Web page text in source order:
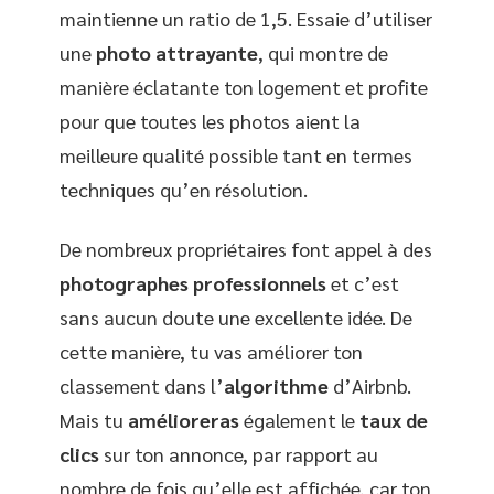
maintienne un ratio de 1,5. Essaie d’utiliser
une photo attrayante, qui montre de
manière éclatante ton logement et profite
pour que toutes les photos aient la
meilleure qualité possible tant en termes
techniques qu’en résolution.
De nombreux propriétaires font appel à des
photographes professionnelset c’est
sans aucun doute une excellente idée. De
cette manière, tu vas améliorer ton
classement dans l’algorithme d’Airbnb.
Mais tu amélioreraségalement le taux de
clics sur ton annonce, par rapport au
nombre de fois qu’elle est affichée, car ton